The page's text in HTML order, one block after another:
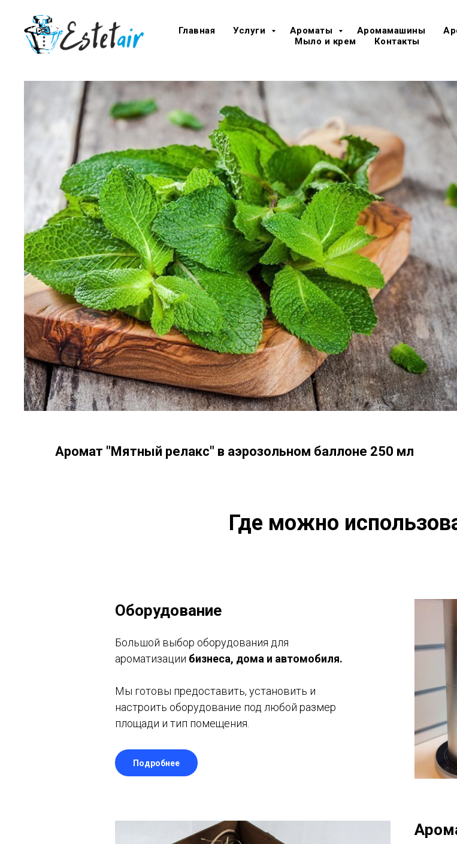
Главная Услуги Ароматы Аромамашины
Мыло и крем
Контакты
Аромат "Мятный релакс" в аэрозольном баллоне 250 мл
Где можно
Оборудование
Большой выбор оборудования для
ароматизации бизнеса, дома и автомобиля.
Мы готовы предоставить, установить и
настроить оборудование под любой размер
площади и тип помещения.
Подробнее